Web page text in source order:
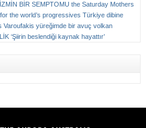
BİR SEMPTOMU the Saturday Mothers
the world’s progressives Türkiye dibine
Varoufakis yüreğimde bir avuç volkan
‘Şiirin beslendiği kaynak hayattır’